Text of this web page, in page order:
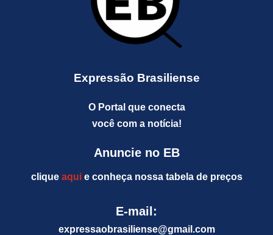
Expressão Brasiliense
O Portal que conecta
você com a notícia!
Anuncie no EB
clique aquie conheça nossa tabela de preços
E-mail:
expressaobrasiliense@gmail.com